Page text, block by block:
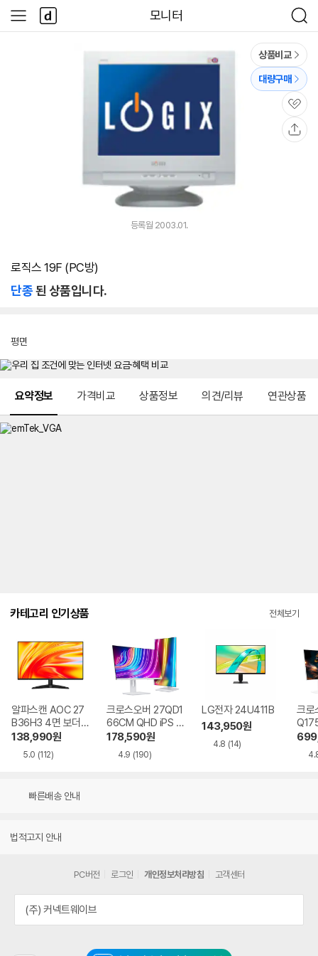
모니터
검
색
사
이
다
나
와
상품비교
대량구매
관
심
등록월 2003.01.
로직스 19F (PC방)
단종된 상품입니다.
평면
요약정보 가격비교 상품정보 의견/리뷰 연관상품
카테고리 인기상품 전체보기
알파스캔 AOC 27
B36H3 4면 보더리
스 IPS 120 시력보
호 무결점
138,990원
5.0 (112)
크로스오버 27QD1
66CM QHD iPS U
SB-C 화이트 Ai 멀
티스탠드
178,590원
4.9 (190)
LG전자 24U411B
143,950원
4.8 (14)
크로
Ai
빠른배송 안내
법적고지 안내
PC버전 로그인 개인정보처리방침 고객센터
(주) 커넥트웨이브